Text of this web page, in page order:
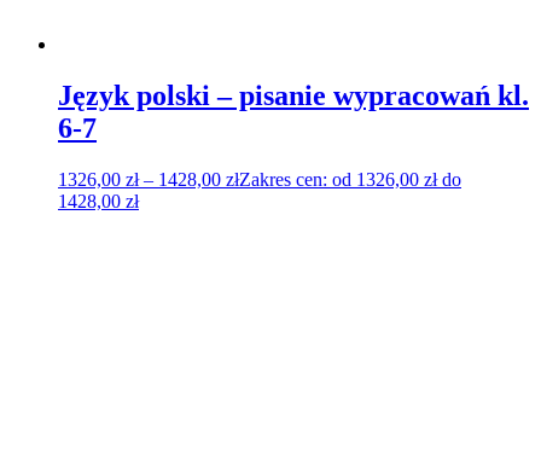
Język polski – pisanie wypracowań kl.
6-7
1326,00 zł – 1428,00 złZakres cen: od 1326,00 zł do
1428,00 zł